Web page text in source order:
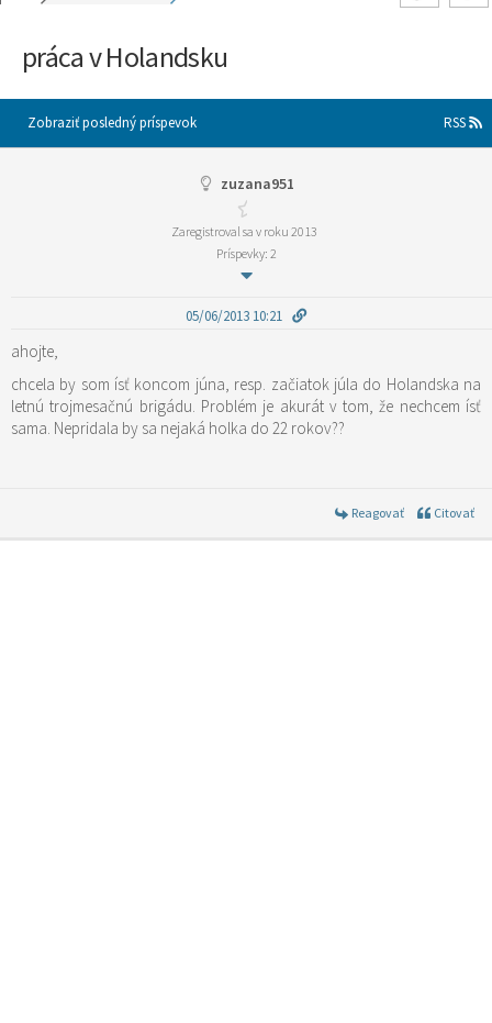
práca v Holandsku
Zobraziť posledný príspevok RSS
zuzana951
Zaregistroval sa v roku 2013
Príspevky: 2
05/06/2013 10:21
ahojte,
chcela by som ísť koncom júna, resp. začiatok júla do Holandska na
letnú trojmesačnú brigádu. Problém je akurát v tom, že nechcem ísť
sama. Nepridala by sa nejaká holka do 22 rokov??
Reagovať Citovať